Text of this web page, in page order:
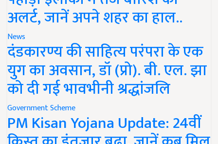
अलर्ट, जानें अपने शहर का हाल..
News
दंडकारण्य की साहित्य परंपरा के एक
युग का अवसान, डॉ (प्रो). बी. एल. झा
को दी गई भावभीनी श्रद्धांजलि
Government Scheme
PM Kisan Yojana Update: 24वीं